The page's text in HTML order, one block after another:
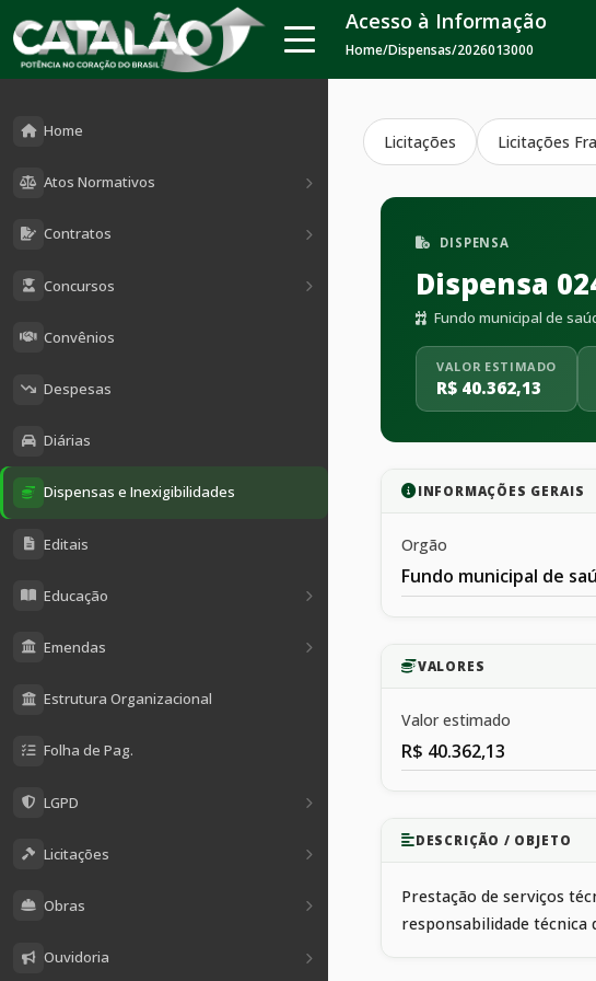
Home
Atos Normativos
Contratos
Concursos
Convênios
Despesas
Diárias
Dispensas e Inexigibilidades
Editais
Educação
Emendas
Estrutura Organizacional
Folha de Pag.
LGPD
Licitações
Obras
Ouvidoria
Acesso à Informação
Home/Dispensas/2026013000
Licitações Licitações
DISPENSA
Dispensa
Fundo municipal de
VALOR ESTIMADO
R$ 40.362,13
INFORMAÇÕES GERAIS
Orgão
Fundo municipal de
VALORES
Valor estimado
R$ 40.362,13
DESCRIÇÃO / OBJETO
Prestação de serviços
responsabilidade